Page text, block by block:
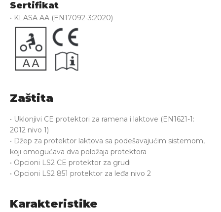
Sertifikat
• KLASA AA (EN17092-3:2020)
Zaštita
• Uklonjivi CE protektori za ramena i laktove (EN1621-1:
2012 nivo 1)
• Džep za protektor laktova sa podešavajućim sistemom,
koji omogućava dva položaja protektora
• Opcioni LS2 CE protektor za grudi
• Opcioni LS2 851 protektor za leđa nivo 2
Karakteristike